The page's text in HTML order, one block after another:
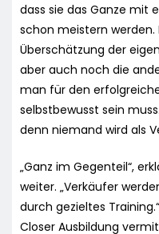
dass sie das Ganze mit
schon meistern werden.
Überschätzung der
aber auch noch die
man für den
selbstbewusst sein
denn niemand wird als
„Ganz im Gegenteil“,
weiter. „Verkäufer
durch gezieltes
Closer Ausbildung